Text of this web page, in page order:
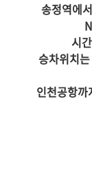
송정역에
시
승차위치
인천공항